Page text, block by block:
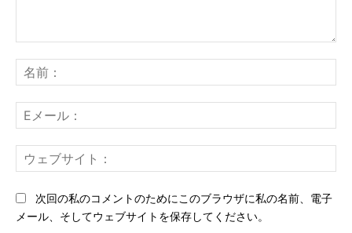
ン
ト：
前
メ
ー
ェ
次回の私のコメントのためにこのブラウザに私の名前、電子
メール、そしてウェブサイトを保存してください。